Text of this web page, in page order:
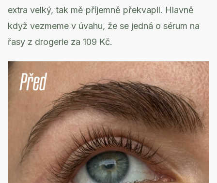
extra velký, tak mě příjemně překvapil. Hlavně
když vezmeme v úvahu, že se jedná o sérum na
řasy z drogerie za 109 Kč.